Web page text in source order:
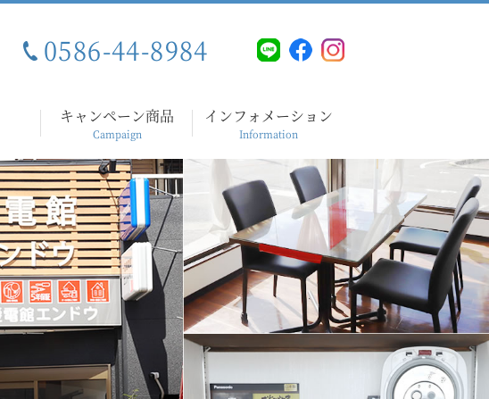
0586-44-8984
キャンペーン商品
Campaign
インフォメーション
Information